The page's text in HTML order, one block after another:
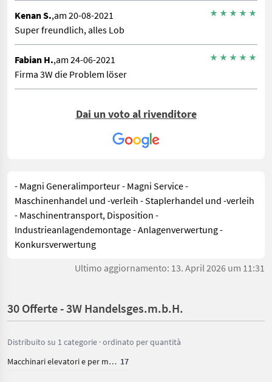
Kenan S.,am 20-08-2021
Super freundlich, alles Lob
Fabian H.,am 24-06-2021
Firma 3W die Problem löser
Dai un voto al rivenditore
- Magni Generalimporteur - Magni Service -
Maschinenhandel und -verleih - Staplerhandel und -verleih
- Maschinentransport, Disposition -
Industrieanlagendemontage - Anlagenverwertung -
Konkursverwertung
Ultimo aggiornamento: 13. April 2026 um 11:31
30 Offerte - 3W Handelsges.m.b.H.
Distribuito su 1 categorie · ordinato per quantità
Macchinari elevatori e per magazzino 17